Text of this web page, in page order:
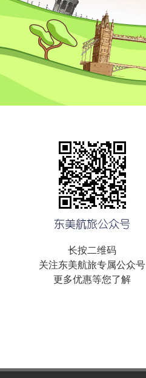
长按二维码
关注东美航旅专属公众号
更多优惠等您了解